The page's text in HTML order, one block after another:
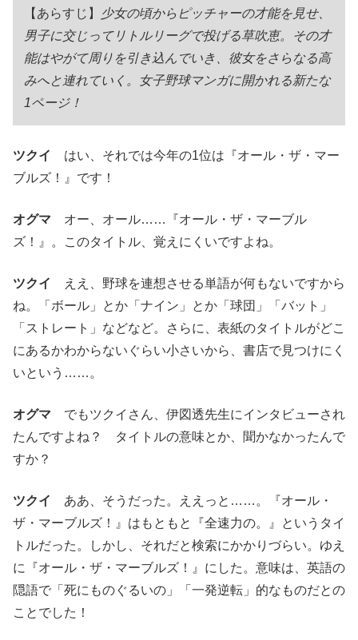
【あらすじ】
少女の頃からピッチャーの才能を見せ、
男子に交じってリトルリーグで投げる草吹恵。その才
能はやがて周りを引き込んでいき、彼女をさらなる高
みへと連れていく。女子野球マンガに開かれる新たな
1ページ！
ツクイ
はい、それでは今年の1位は『オール・ザ・マー
ブルズ！』です！
オグマ オー、オール……『オール・ザ・マーブル
ズ！』。このタイトル、覚えにくいですよね。
ツクイ
ええ、野球を連想させる単語が何もないですから
ね。「ボール」とか「ナイン」とか「球団」「バット」
「ストレート」などなど。さらに、表紙のタイトルがどこ
にあるかわからないぐらい小さいから、書店で見つけにく
いという……。
オグマ でもツクイさん、伊図透先生にインタビューされ
たんですよね？ タイトルの意味とか、聞かなかったんで
すか？
ツクイ
ああ、そうだった。ええっと……。『オール・
ザ・マーブルズ！』はもともと『全速力の。』というタイ
トルだった。しかし、それだと検索にかかりづらい。ゆえ
に『オール・ザ・マーブルズ！』にした。意味は、英語の
隠語で「死にものぐるいの」「一発逆転」的なものだとの
ことでした！